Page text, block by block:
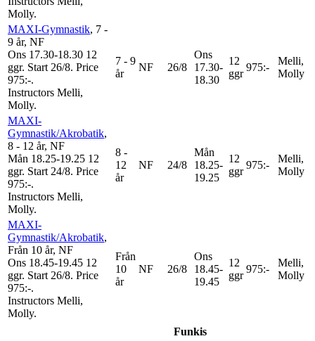
Molly.
MAXI-Gymnastik, 7 -
9 år, NF
Ons 17.30-18.30 12
ggr. Start 26/8. Price
975:-.
Instructors Melli,
Molly.
7 - 9
år
NF 26/8
Ons
17.30-
18.30
12
ggr
975:-
Melli,
Molly
MAXI-
Gymnastik/Akrobatik,
8 - 12 år, NF
Mån 18.25-19.25 12
ggr. Start 24/8. Price
975:-.
Instructors Melli,
Molly.
8 -
12
år
NF 24/8
Mån
18.25-
19.25
12
ggr
975:-
Melli,
Molly
MAXI-
Gymnastik/Akrobatik,
Från 10 år, NF
Ons 18.45-19.45 12
ggr. Start 26/8. Price
975:-.
Instructors Melli,
Molly.
Från
10
år
NF 26/8
Ons
18.45-
19.45
12
ggr
975:-
Melli,
Molly
Funkis